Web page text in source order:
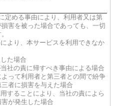
定める事由により、利用者又は第
害を被った場合であっても、一切
より、本サービスを利用できなか
た場合
社の責に帰すべき事由による場合
って利用者と第三者との間で紛争
者に損害を与えた場合
することにより、当社の責によら
が発生した場合